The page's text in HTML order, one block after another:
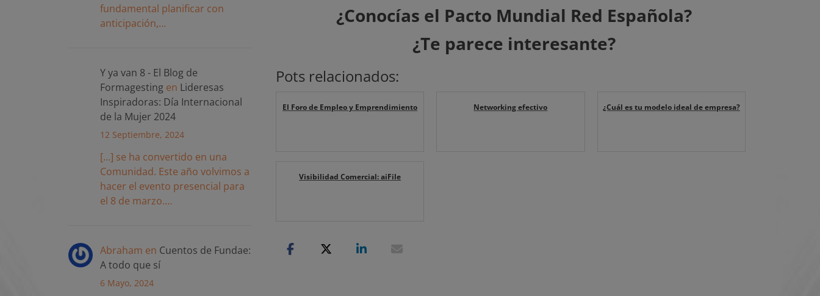
¿Conocías el Pacto Mundial Red Española?
¿Te parece interesante?
Pots relacionados:
El Foro de Empleo y Emprendimiento Networking efectivo ¿Cuál es tu modelo ideal de empresa?
Visibilidad Comercial: aiFile
fundamental planificar con
anticipación,…
Y ya van 8 - El Blog de
Formagesting en Lideresas
Inspiradoras: Día Internacional
de la Mujer 2024
12 Septiembre, 2024
[…] se ha convertido en una
Comunidad. Este año volvimos a
hacer el evento presencial para
el 8 de marzo.…
Abraham en Cuentos de Fundae:
A todo que sí
6 Mayo, 2024